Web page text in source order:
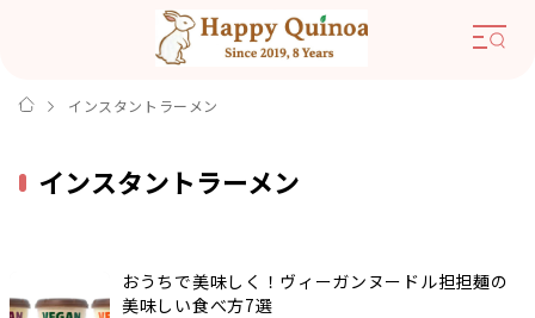
インスタントラーメン
インスタントラーメン
おうちで美味しく！ヴィーガンヌードル担担麺の
美味しい食べ方7選